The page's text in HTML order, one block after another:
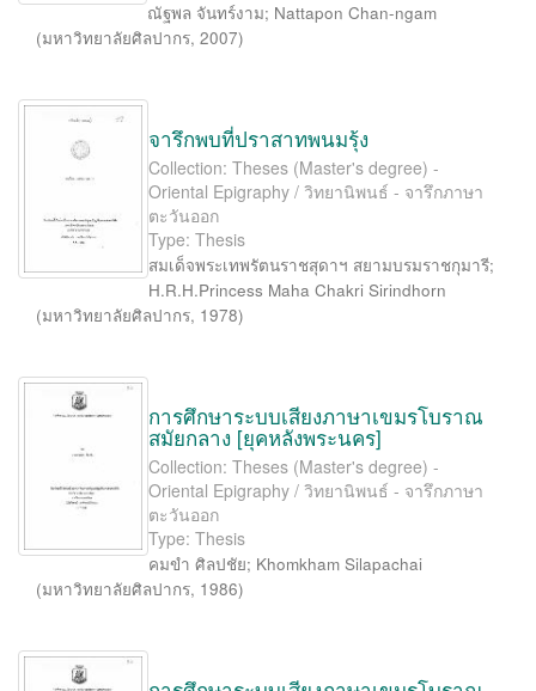
ณัฐพล จันทร์งาม; Nattapon Chan-ngam
(มหาวิทยาลัยศิลปากร, 2007)
จารึกพบที่ปราสาทพนมรุ้ง
Collection: Theses (Master's degree) -
Oriental Epigraphy / วิทยานิพนธ์ - จารึกภาษา
ตะวันออก
Type: Thesis
สมเด็จพระเทพรัตนราชสุดาฯ สยามบรมราชกุมารี;
H.R.H.Princess Maha Chakri Sirindhorn
(มหาวิทยาลัยศิลปากร, 1978)
การศึกษาระบบเสียงภาษาเขมรโบราณ
สมัยกลาง [ยุคหลังพระนคร]
Collection: Theses (Master's degree) -
Oriental Epigraphy / วิทยานิพนธ์ - จารึกภาษา
ตะวันออก
Type: Thesis
คมขำ ศิลปชัย; Khomkham Silapachai
(มหาวิทยาลัยศิลปากร, 1986)